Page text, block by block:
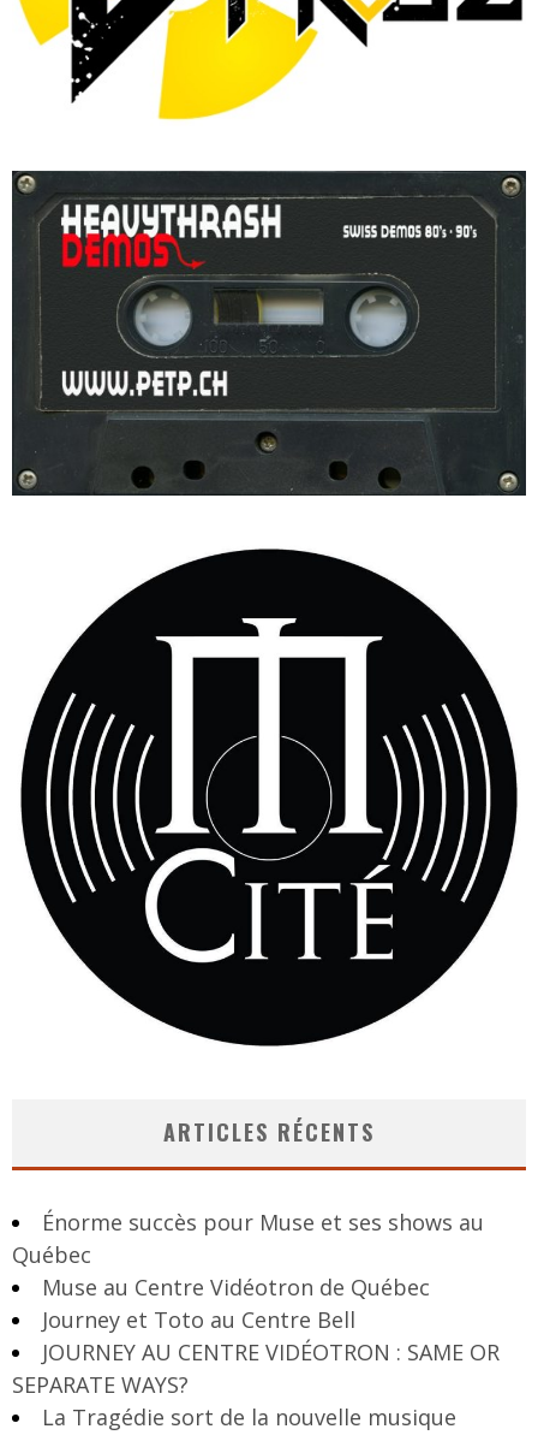
ARTICLES RÉCENTS
Énorme succès pour Muse et ses shows au
Québec
Muse au Centre Vidéotron de Québec
Journey et Toto au Centre Bell
JOURNEY AU CENTRE VIDÉOTRON : SAME OR
SEPARATE WAYS?
La Tragédie sort de la nouvelle musique